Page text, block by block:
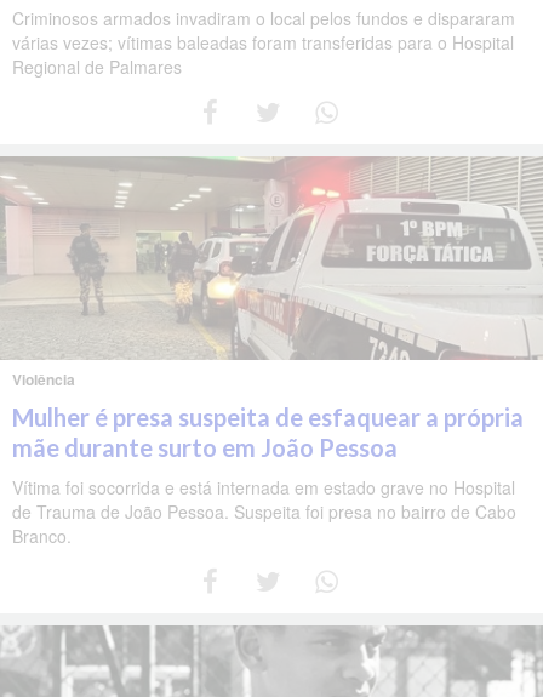
Criminosos armados invadiram o local pelos fundos e dispararam
várias vezes; vítimas baleadas foram transferidas para o Hospital
Regional de Palmares
Violência
Mulher é presa suspeita de esfaquear a própria
mãe durante surto em João Pessoa
Vítima foi socorrida e está internada em estado grave no Hospital
de Trauma de João Pessoa. Suspeita foi presa no bairro de Cabo
Branco.